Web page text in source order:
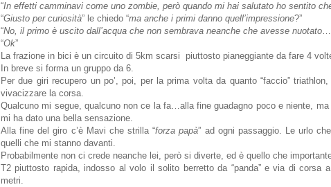
“In effetti camminavi come uno zombie, però quando mi hai salutato ho sentito
“Giusto per curiosità” le chiedo “ma anche i primi danno quell’impressione?”
“No, il primo è uscito dall’acqua che non sembrava neanche che avesse nuotato
“Ok”
La frazione in bici è un circuito di 5km scarsi piuttosto pianeggiante da fare 4
In breve si forma un gruppo da 6.
Per due giri recupero un po’, poi, per la prima volta da quanto “faccio”
vivacizzare la corsa.
Qualcuno mi segue, qualcuno non ce la fa…alla fine guadagno poco e niente,
mi ha dato una bella sensazione.
Alla fine del giro c’è Mavi che strilla “forza papà” ad ogni passaggio. Le urlo
quelli che mi stanno davanti.
Probabilmente non ci crede neanche lei, però si diverte, ed è quello che
T2 piuttosto rapida, indosso al volo il solito berretto da “panda” e via di corsa
metri.